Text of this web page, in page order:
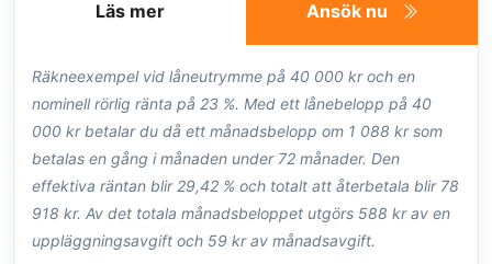
Ansök nu
Läs mer
Räkneexempel vid låneutrymme på 40 000 kr och en
nominell rörlig ränta på 23 %. Med ett lånebelopp på 40
000 kr betalar du då ett månadsbelopp om 1 088 kr som
betalas en gång i månaden under 72 månader. Den
effektiva räntan blir 29,42 % och totalt att återbetala blir 78
918 kr. Av det totala månadsbeloppet utgörs 588 kr av en
uppläggningsavgift och 59 kr av månadsavgift.